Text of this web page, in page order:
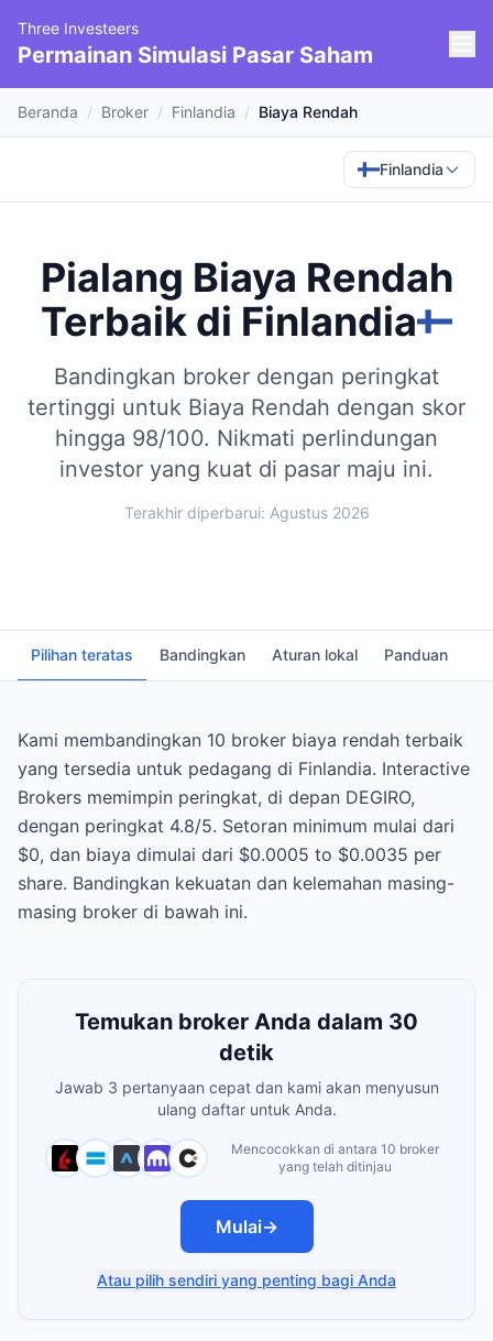
Three Investeers
Permainan Simulasi Pasar Saham
Beranda / Broker / Finlandia / Biaya Rendah
Finlandia
Pialang Biaya Rendah
Terbaik di Finlandia
Bandingkan broker dengan peringkat
tertinggi untuk Biaya Rendah dengan skor
hingga 98/100. Nikmati perlindungan
investor yang kuat di pasar maju ini.
Terakhir diperbarui: Agustus 2026
Pilihan teratas Bandingkan Aturan lokal Panduan
Kami membandingkan 10 broker biaya rendah terbaik
yang tersedia untuk pedagang di Finlandia. Interactive
Brokers memimpin peringkat, di depan DEGIRO,
dengan peringkat 4.8/5. Setoran minimum mulai dari
$0, dan biaya dimulai dari $0.0005 to $0.0035 per
share. Bandingkan kekuatan dan kelemahan masing-
masing broker di bawah ini.
Temukan broker Anda dalam 30
detik
Jawab 3 pertanyaan cepat dan kami akan menyusun
ulang daftar untuk Anda.
Mencocokkan di antara 10 broker
yang telah ditinjau
Mulai→
Atau pilih sendiri yang penting bagi Anda